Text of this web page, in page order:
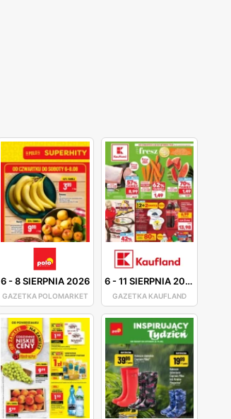
6-8 SIERPNIA 2026
GAZETKA POLOMARKET
6-11 SIERPNIA 2026
GAZETKA KAUFLAND